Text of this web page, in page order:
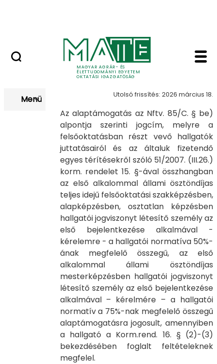
MAGYAR AGRÁR- ÉS
ÉLETTUDOMÁNYI EGYETEM
OKTATÁSI IGAZGATÓSÁG
Alaptámogatás -
Alaptámogatás
Menü Utolsó frissítés: 2026 március 18.
Az alaptámogatás az Nftv. 85/C. § be)
alpontja szerinti jogcím, melyre a
felsőoktatásban részt vevő hallgatók
juttatásairól és az általuk fizetendő
egyes térítésekről szóló 51/2007. (III.26.)
korm. rendelet 15. §-ával összhangban
az első alkalommal állami ösztöndíjas
teljes idejű felsőoktatási szakképzésben,
alapképzésben, osztatlan képzésben
hallgatói jogviszonyt létesítő személy az
első bejelentkezése alkalmával -
kérelemre - a hallgatói normatíva 50%-
ának megfelelő összegű, az első
alkalommal állami ösztöndíjas
mesterképzésben hallgatói jogviszonyt
létesítő személy az első bejelentkezése
alkalmával – kérelmére – a hallgatói
normatív a 75%-nak megfelelő összegű
alaptámogatásra jogosult, amennyiben
a hallgató a Korm.rend. 16. § (2)-(3)
bekezdésében foglalt feltételeknek
megfelel.